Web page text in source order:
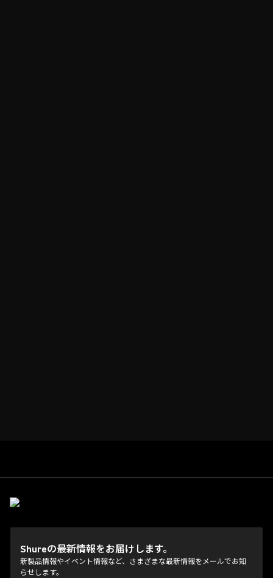
Shureの最新情報をお届けします。
新製品情報やイベント情報など、さまざまな最新情報をメールでお知
らせします。